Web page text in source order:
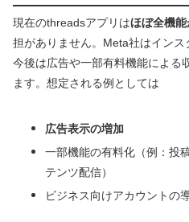
現在のthreadsアプリはほぼ全機
担がありません。Meta社はインス
今後は広告や一部有料機能による
ます。想定される例としては
広告表示の増加
一部機能の有料化（例：投
テンツ配信）
ビジネス向けアカウントの